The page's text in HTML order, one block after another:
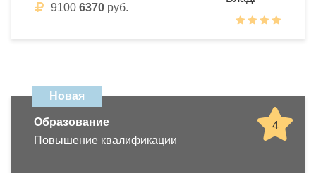
9100 6370 руб.
Новая
4
Образование
Повышение квалификации